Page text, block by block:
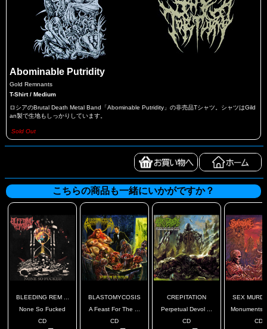
Abominable Putridity
Gold Remnants
T-Shirt / Medium
ロシアのBrutal Death Metal Band「Abominable Putridity」の非売品Tシャツ。シャツはGild
an製で生地もしっかりしています。
Sold Out
こちらの商品も一緒にいかがですか？
BLEEDING REM ...
None So Fucked
CD
BLASTOMYCOSIS
A Feast For The ...
CD
CREPITATION
Perpetual Devol ...
CD
SEX
Monuments
CD